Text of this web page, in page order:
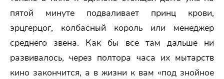
пятой минуте подваливает принц крови,
эрцгерцог, колбасный король или менеджер
среднего звена. Как бы все там дальше ни
развивалось, через полтора часа их мытарств
кино закончится, а в жизни к вам «под знойное